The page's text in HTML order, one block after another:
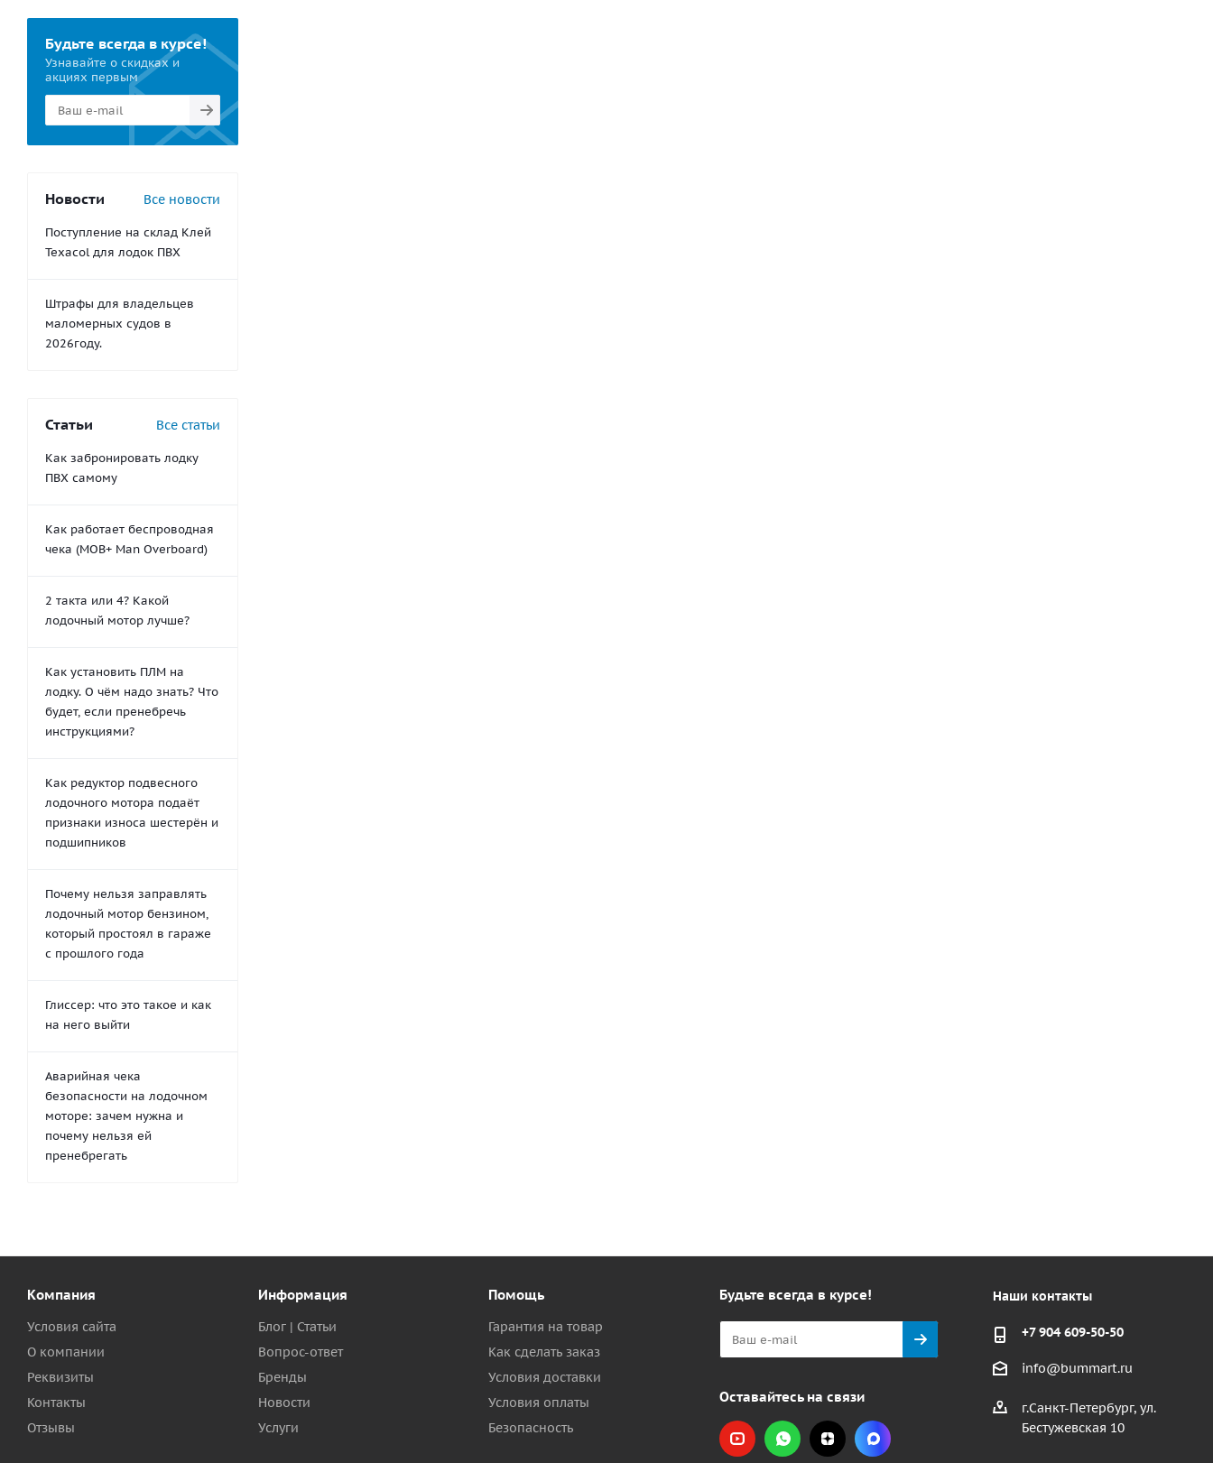
Будьте всегда в курсе!
Узнавайте о скидках и
акциях первым
Новости Все новости
Поступление на склад Клей
Texacol для лодок ПВХ
Штрафы для владельцев
маломерных судов в
2026году.
Статьи Все статьи
Как забронировать лодку
ПВХ самому
Как работает беспроводная
чека (MOB+ Man Overboard)
2 такта или 4? Какой
лодочный мотор лучше?
Как установить ПЛМ на
лодку. О чём надо знать? Что
будет, если пренебречь
инструкциями?
Как редуктор подвесного
лодочного мотора подаёт
признаки износа шестерён и
подшипников
Почему нельзя заправлять
лодочный мотор бензином,
который простоял в гараже
с прошлого года
Глиссер: что это такое и как
на него выйти
Аварийная чека
безопасности на лодочном
моторе: зачем нужна и
почему нельзя ей
пренебрегать
Компания
Условия сайта
О компании
Реквизиты
Контакты
Отзывы
Информация
Блог | Статьи
Вопрос-ответ
Бренды
Новости
Услуги
Помощь
Гарантия на товар
Как сделать заказ
Условия доставки
Условия оплаты
Безопасность
Будьте всегда в курсе!
Оставайтесь на связи
Наши контакты
+7 904 609-50-50
info@bummart.ru
г.Санкт-Петербург, ул.
Бестужевская 10